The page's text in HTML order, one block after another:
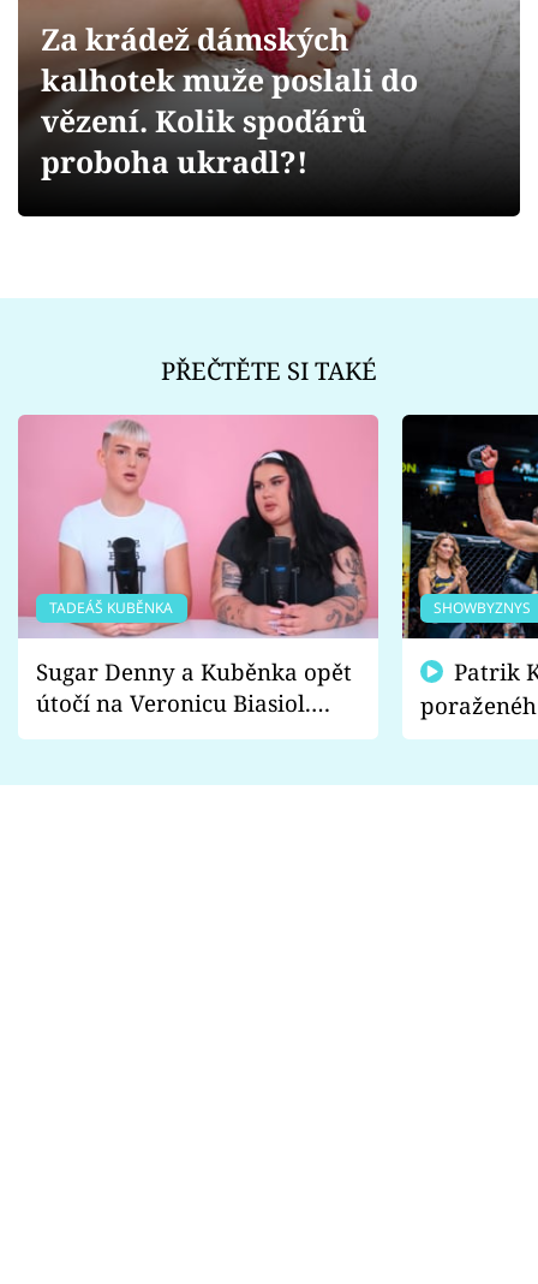
Videa
Sledujte prima+
Za krádež dámských
kalhotek muže poslali do
vězení. Kolik spoďárů
proboha ukradl?!
PŘEČTĚTE SI TAKÉ
TADEÁŠ KUBĚNKA
Sugar Denny a Kuběnka opět
útočí na Veronicu Biasiol.
Proč je podle nich falešná a
SHOWBYZNYS
fanoušci